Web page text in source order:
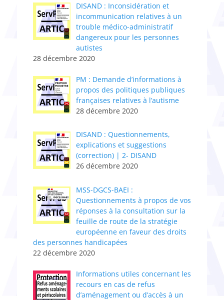
DISAND : Inconsidération et
incommunication relatives à un
trouble médico-administratif
dangereux pour les personnes
autistes
28 décembre 2020
PM : Demande d’informations à
propos des politiques publiques
françaises relatives à l’autisme
28 décembre 2020
DISAND : Questionnements,
explications et suggestions
(correction) | 2- DISAND
26 décembre 2020
MSS-DGCS-BAEI :
Questionnements à propos de vos
réponses à la consultation sur la
feuille de route de la stratégie
européenne en faveur des droits
des personnes handicapées
22 décembre 2020
Informations utiles concernant les
recours en cas de refus
d’aménagement ou d’accès à un